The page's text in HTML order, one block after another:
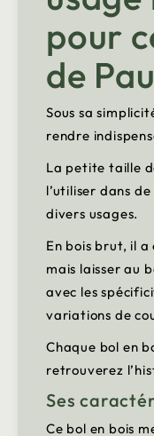
pour
de
Sous sa
rendre
La petite taille
l’utiliser dans
divers usages.
En bois brut, il
mais laisser au
avec les
variations de
Chaque bol en
retrouverez
Ses
Ce bol en bois